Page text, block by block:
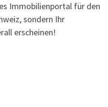
Immobilienportal für den
sondern Ihr
erscheinen!